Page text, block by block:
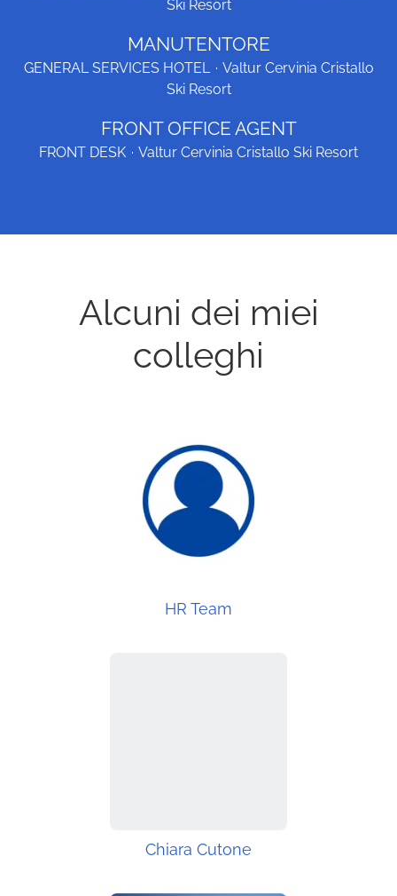
Ski Resort
MANUTENTORE
GENERAL SERVICES HOTEL · Valtur Cervinia Cristallo
Ski Resort
FRONT OFFICE AGENT
FRONT DESK · Valtur Cervinia Cristallo Ski Resort
Alcuni dei miei
colleghi
HR Team
Chiara Cutone